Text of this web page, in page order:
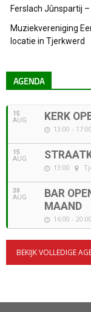
Ferslach Jûnspartij
Muziekvereniging
locatie in Tjerkwerd
AGENDA
15
AUG KERK
13:00 - 17:00
15
AUG
13:00
30
AUG
BAR
MAAND
16:00 - 20:00
BEKIJK VOLLEDIGE